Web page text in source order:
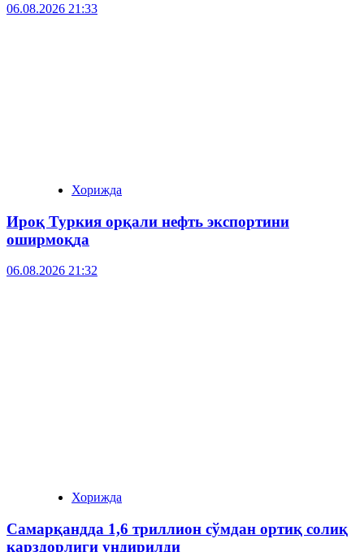
06.08.2026 21:33
Хорижда
Ироқ Туркия орқали нефть экспортини
оширмоқда
06.08.2026 21:32
Хорижда
Самарқандда 1,6 триллион сўмдан ортиқ солиқ
қарздорлиги ундирилди